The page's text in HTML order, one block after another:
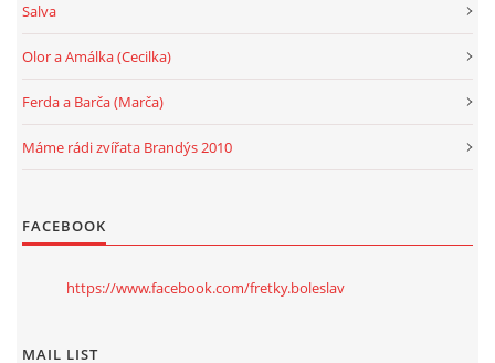
Salva
Olor a Amálka (Cecilka)
Ferda a Barča (Marča)
Máme rádi zvířata Brandýs 2010
FACEBOOK
https://www.facebook.com/fretky.boleslav
MAIL LIST